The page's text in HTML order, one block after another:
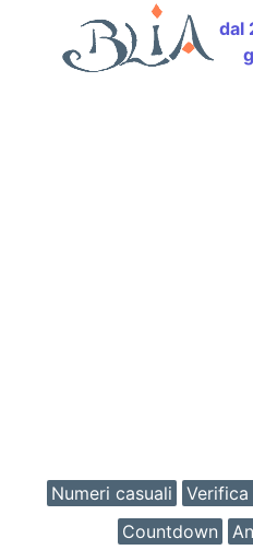
dal
Numeri casuali Verifica
Countdown